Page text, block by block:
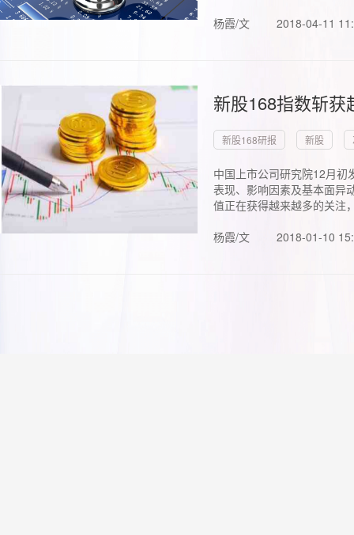
杨霞/文
2018-04-11
新股168指数斩
新股168研报 新股
中国上市公司研究院12月初
表现、影响因素及基本面异
值正在获得越来越多的关注
杨霞/文
2018-01-10